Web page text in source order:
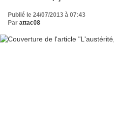
Publié le 24/07/2013 à 07:43
Par attac08